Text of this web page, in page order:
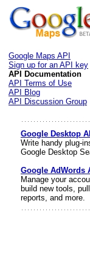
Google Maps API
Sign up for an API key
API Documentation
API Terms of Use
API Blog
API Discussion Group
Google Desktop
Write handy plug-
Google Desktop
Google AdWords
Manage your
build new tools, pull
reports, and more.